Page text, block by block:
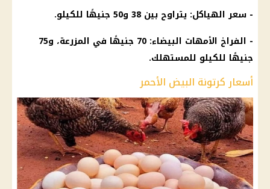
- سعر الهياكل: يتراوح بين 38 و50 جنيهًا للكيلو.
- الفراخ الأمهات البيضاء: 70 جنيهًا في المزرعة، و75
جنيهًا للكيلو للمستهلك.
أسعار كرتونة البيض الأحمر